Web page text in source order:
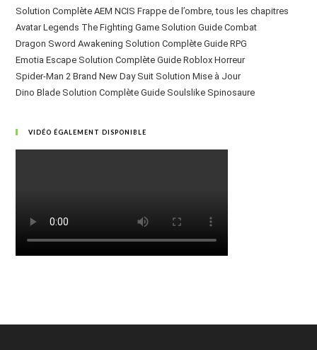
Solution Complète AEM NCIS Frappe de l’ombre, tous les chapitres
Avatar Legends The Fighting Game Solution Guide Combat
Dragon Sword Awakening Solution Complète Guide RPG
Emotia Escape Solution Complète Guide Roblox Horreur
Spider-Man 2 Brand New Day Suit Solution Mise à Jour
Dino Blade Solution Complète Guide Soulslike Spinosaure
VIDÉO ÉGALEMENT DISPONIBLE